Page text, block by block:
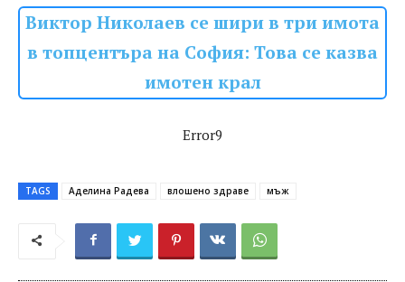
Виктор Николаев се шири в три имота
в топцентъра на София: Това се казва
имотен крал
Error9
TAGS Аделина Радева влошено здраве мъж